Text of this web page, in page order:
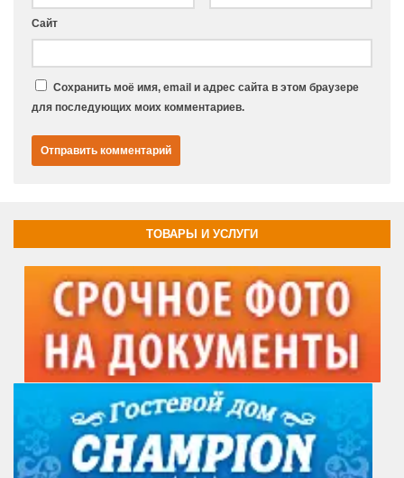
Сайт
Сохранить моё имя, email и адрес сайта в этом браузере
для последующих моих комментариев.
ТОВАРЫ И УСЛУГИ